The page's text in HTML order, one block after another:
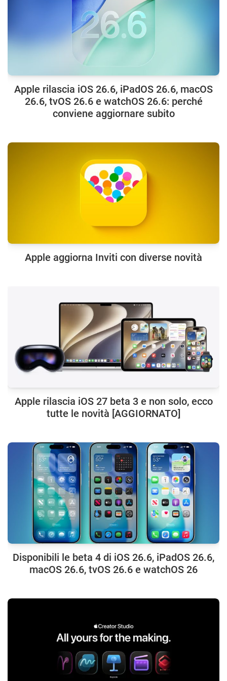
Apple rilascia iOS 26.6, iPadOS 26.6, macOS
26.6, tvOS 26.6 e watchOS 26.6: perché
conviene aggiornare subito
Apple aggiorna Inviti con diverse novità
Apple rilascia iOS 27 beta 3 e non solo, ecco
tutte le novità [AGGIORNATO]
Disponibili le beta 4 di iOS 26.6, iPadOS 26.6,
macOS 26.6, tvOS 26.6 e watchOS 26